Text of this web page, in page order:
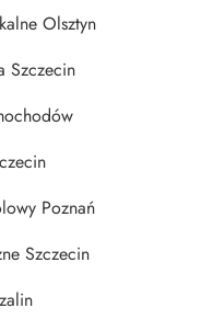
Olsztyn
Szczecin
Poznań
Szczecin